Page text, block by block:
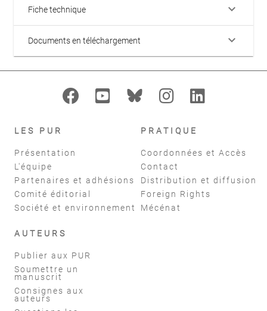
Fiche technique keyboard_arrow_down
Documents en téléchargement keyboard_arrow_down
LES PUR
Présentation
L'équipe
Partenaires et adhésions
Comité éditorial
Société et environnement
PRATIQUE
Coordonnées et Accès
Contact
Distribution et diffusion
Foreign Rights
Mécénat
AUTEURS
Publier aux PUR
Soumettre un
manuscrit
Consignes aux
auteurs